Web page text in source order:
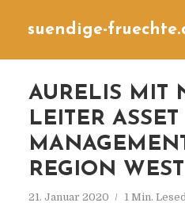
suendige-
AURELIS MIT
LEITER ASSET
REGION WEST
21. Januar 2020 1 Min.